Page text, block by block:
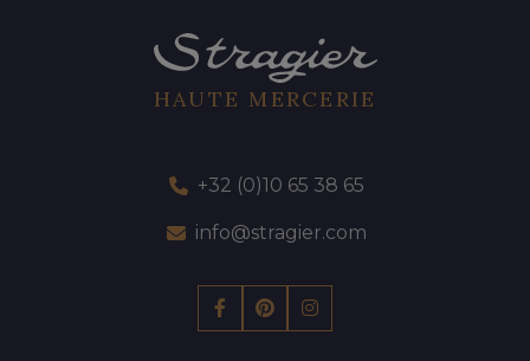
HAUTE MERCERIE
+32 (0)10 65 38 65
info@stragier.com